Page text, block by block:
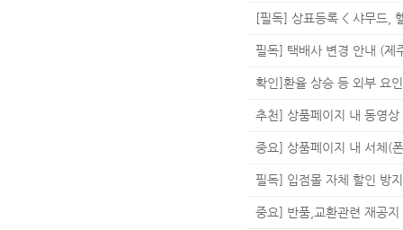
[필독] 상표등록 < 샤무드,
필독] 택배사 변경 안내 (제
확인]환율 상승 등 외부 요
추천] 상품페이지 내 동영
중요] 상품페이지 내 서체(
필독] 입점몰 자체 할인 방
중요] 반품,교환관련 재공지